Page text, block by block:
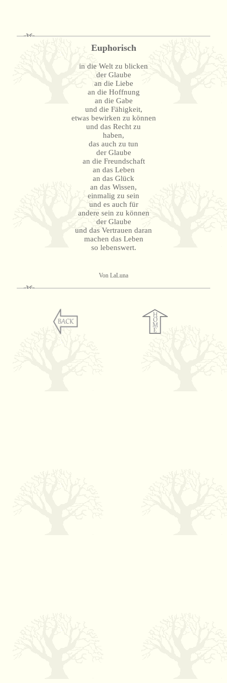
Euphorisch
in die Welt zu blicken
der Glaube
an die Liebe
an die Hoffnung
an die Gabe
und die Fähigkeit,
etwas bewirken zu können
und das Recht zu
haben,
das auch zu tun
der Glaube
an die Freundschaft
an das Leben
an das Glück
an das Wissen,
einmalig zu sein
und es auch für
andere sein zu können
der Glaube
und das Vertrauen daran
machen das Leben
so lebenswert.
Von LaLuna